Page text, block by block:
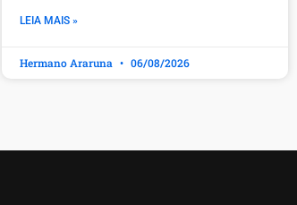
LEIA MAIS »
Hermano Araruna 06/08/2026